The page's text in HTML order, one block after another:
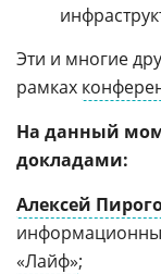
Эти и многие
рамках
На данный
докладами:
Алексей
«Лайф»;